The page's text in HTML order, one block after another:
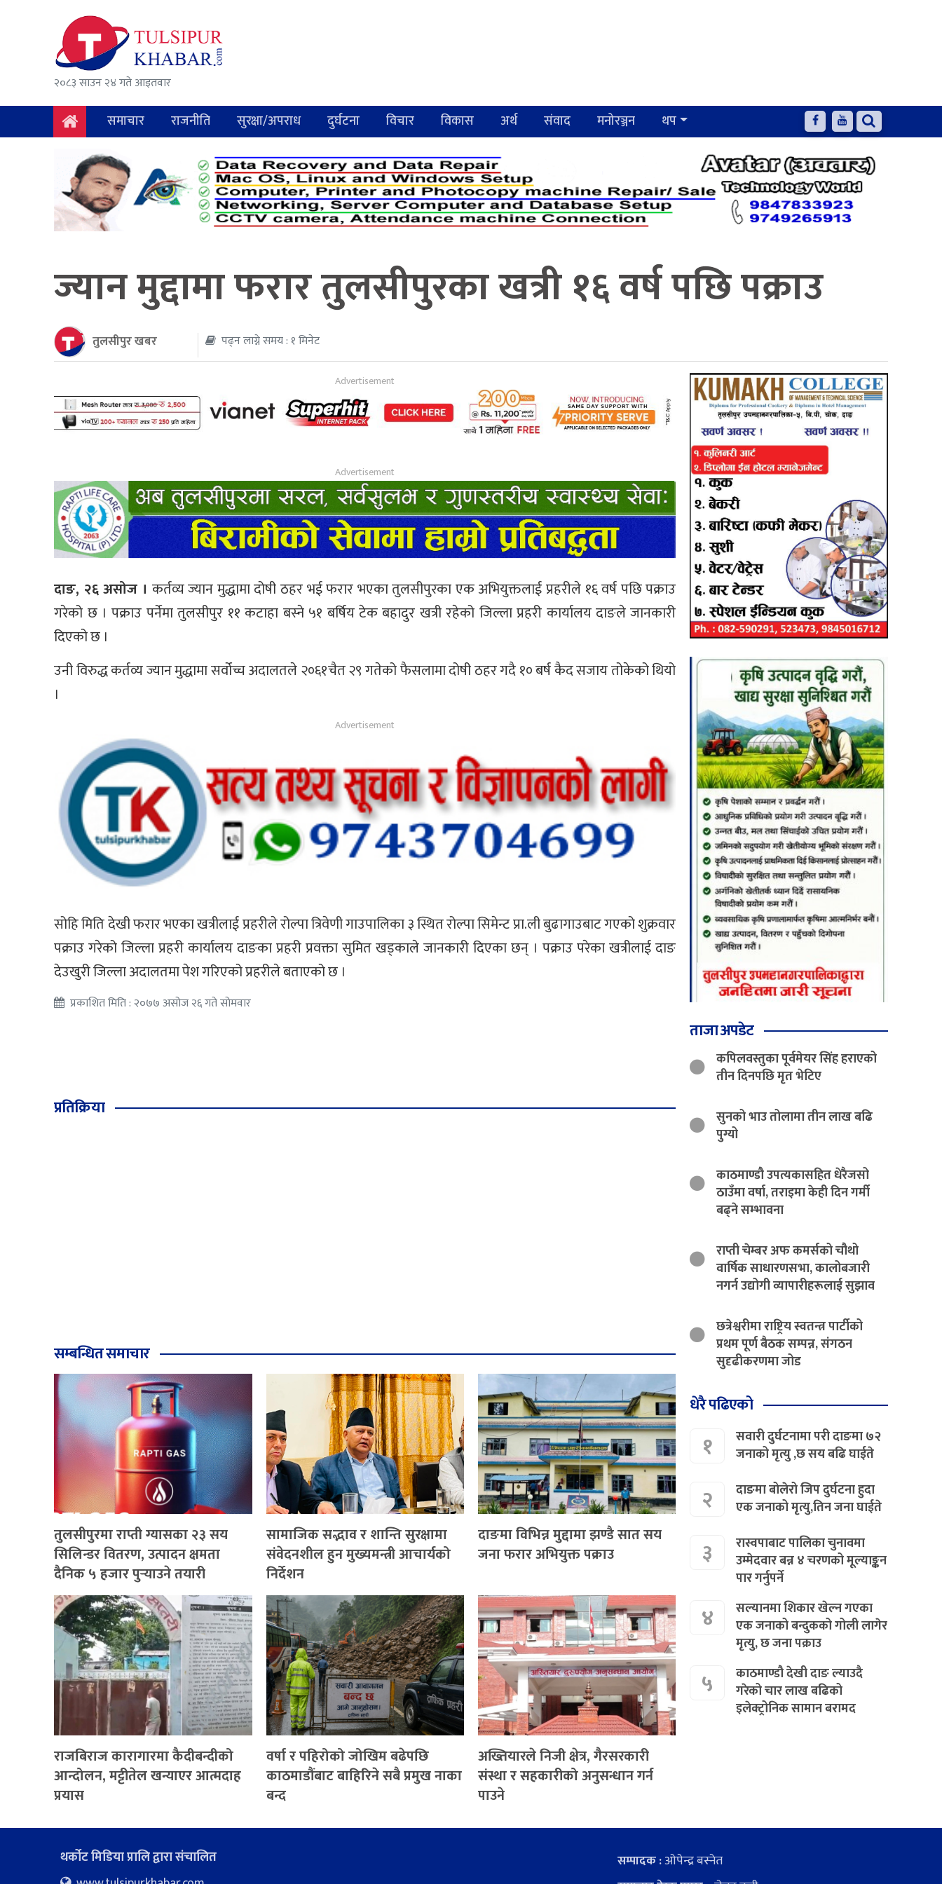
२०८३ साउन २४ गते आइतवार
समाचार राजनीति सुरक्षा/अपराध दुर्घटना विचार विकास अर्थ संवाद मनोरञ्जन थप
राजनीति
ज्यान मुद्दामा फरार तुलसीपुरका खत्री १६ वर्ष पछि पक्राउ
तुलसीपुर खबर पढ्न लाग्ने समय : १ मिनेट
दाङ, २६ असोज । कर्तव्य ज्यान मुद्धामा दोषी ठहर भई फरार भएका तुलसीपुरका एक अभियुक्तलाई प्रहरीले १६ वर्ष पछि पक्राउ
गरेको छ । पक्राउ पर्नेमा तुलसीपुर ११ कटाहा बस्ने ५१ बर्षिय टेक बहादुर खत्री रहेको जिल्ला प्रहरी कार्यालय दाङले जानकारी
दिएको छ ।
उनी विरुद्ध कर्तव्य ज्यान मुद्धामा सर्वोच्च अदालतले २०६१चैत २९ गतेको फैसलामा दोषी ठहर गदै १० बर्ष कैद सजाय तोकेको थियो
।
सोहि मिति देखी फरार भएका खत्रीलाई प्रहरीले रोल्पा त्रिवेणी गाउपालिका ३ स्थित रोल्पा सिमेन्ट प्रा.ली बुढागाउबाट गएको शुक्रवार
पक्राउ गरेको जिल्ला प्रहरी कार्यालय दाङका प्रहरी प्रवक्ता सुमित खड्काले जानकारी दिएका छन् । पक्राउ परेका खत्रीलाई दाङ
देउखुरी जिल्ला अदालतमा पेश गरिएको प्रहरीले बताएको छ ।
प्रकाशित मिति : २०७७ असोज २६ गते सोमवार
प्रतिक्रिया
सम्बन्धित समाचार
तुलसीपुरमा राप्ती ग्यासका २३ सय
सिलिन्डर वितरण, उत्पादन क्षमता
दैनिक ५ हजार पुर्‍याउने तयारी
सामाजिक सद्भाव र शान्ति सुरक्षामा
संवेदनशील हुन मुख्यमन्त्री आचार्यको
निर्देशन
दाङमा विभिन्न मुद्दामा झण्डै सात सय
जना फरार अभियुक्त पक्राउ
राजबिराज कारागारमा कैदीबन्दीको
आन्दोलन, मट्टीतेल खन्याएर आत्मदाह
प्रयास
वर्षा र पहिरोको जोखिम बढेपछि
काठमाडौंबाट बाहिरिने सबै प्रमुख नाका
बन्द
अख्तियारले निजी क्षेत्र, गैरसरकारी
संस्था र सहकारीको अनुसन्धान गर्न
पाउने
ताजा अपडेट
कपिलवस्तुका पूर्वमेयर सिंह हराएको
तीन दिनपछि मृत भेटिए
सुनको भाउ तोलामा तीन लाख बढि
पुग्यो
काठमाण्डौ उपत्यकासहित धेरैजसो
ठाउँमा वर्षा, तराइमा केही दिन गर्मी
बढ्ने सम्भावना
राप्ती चेम्बर अफ कमर्सको चौथो
वार्षिक साधारणसभा, कालोबजारी
नगर्न उद्योगी व्यापारीहरूलाई सुझाव
छत्रेश्वरीमा राष्ट्रिय स्वतन्त्र पार्टीको
प्रथम पूर्ण बैठक सम्पन्न, संगठन
सुदृढीकरणमा जोड
धेरै पढिएको
१
सवारी दुर्घटनामा परी दाङमा ७२
जनाको मृत्यु ,छ सय बढि घाईते
२
दाङमा बोलेरो जिप दुर्घटना हुदा
एक जनाको मृत्यु,तिन जना घाईते
३
रास्वपाबाट पालिका चुनावमा
उम्मेदवार बन्न ४ चरणको मूल्याङ्कन
पार गर्नुपर्ने
४
सल्यानमा शिकार खेल्न गएका
एक जनाको बन्दुकको गोली लागेर
मृत्यु, छ जना पक्राउ
५
काठमाण्डौ देखी दाङ ल्याउदै
गरेको चार लाख बढिको
इलेक्ट्रोनिक सामान बरामद
थर्कोट मिडिया प्रालि द्वारा संचालित
सम्पादक :ओपेन्द्र बस्नेत